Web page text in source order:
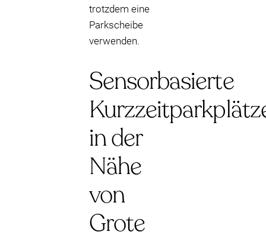
trotzdem eine
Parkscheibe
verwenden.
Sensorbasierte
in der
Nähe
von
Grote